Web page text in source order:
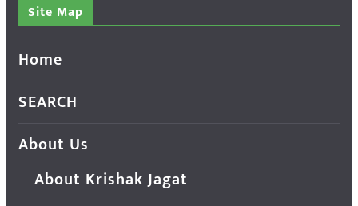
Site Map
Home
SEARCH
About Us
About Krishak Jagat